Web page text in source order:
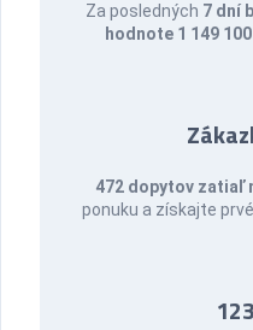
Za posledných 7 dní
hodnote 1 149
472 dopytov zatiaľ
ponuku a získajte